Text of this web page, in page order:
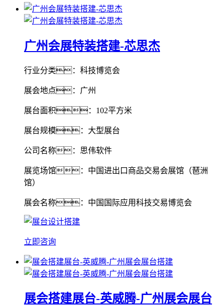
广州会展特装搭建-芯思杰
行业分类：科技博览会
展会地点：广州
展台面积：102平方米
展台规模：大型展台
公司名称：思伟软件
展览场馆：中国进出口商品交易会展馆（琶洲
馆）
展会名称：中国国际应用科技交易博览会
立即咨询
展会搭建展台-英威腾-广州展会展台